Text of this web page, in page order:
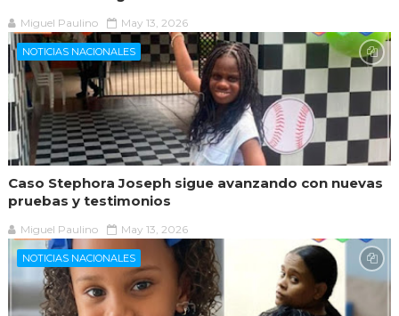
Miguel Paulino May 13, 2026
NOTICIAS NACIONALES
Caso Stephora Joseph sigue avanzando con nuevas
pruebas y testimonios
Miguel Paulino May 13, 2026
NOTICIAS NACIONALES